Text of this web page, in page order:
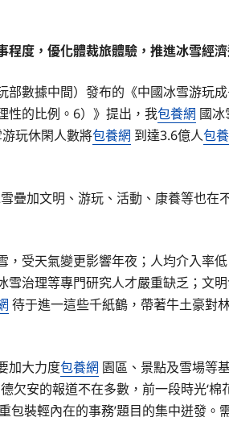
程度，優化體裁旅體驗，推進冰雪經
部數據中間）發布的《中國冰雪游玩
性的比例。6）》提出，我包養網 國
玩休閑人數將包養網 到達3.6億人包
疊加文明、游玩、活動、康養等也在
受天氣變更影響年夜；人均介入率低
雪治理等專門研究人才嚴重缺乏；文
待于進一這些千紙鶴，帶著牛土豪對
加大力度包養網 園區、景點及雪場等
欠安的報道不在多數，前一段時光‘棉
包裝輕內在的事務’題目的集中迸發。